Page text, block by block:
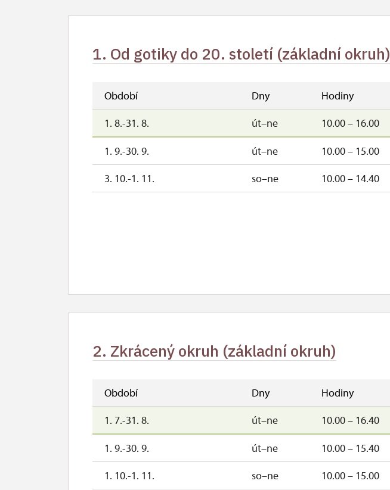
1. Od gotiky do 20. století (základní okruh)
Období Dny
Hodiny
1. 8.-31. 8.
út–ne 10.00 – 16.00
1. 9.-30. 9. út–ne
10.00 – 15.00
3. 10.-1. 11.
so–ne 10.00 – 14.40
2. Zkrácený okruh (základní okruh)
Období Dny
Hodiny
1. 7.-31. 8.
út–ne 10.00 – 16.40
1. 9.-30. 9. út–ne
10.00 – 15.40
1. 10.-1. 11.
so–ne
10.00 – 15.00